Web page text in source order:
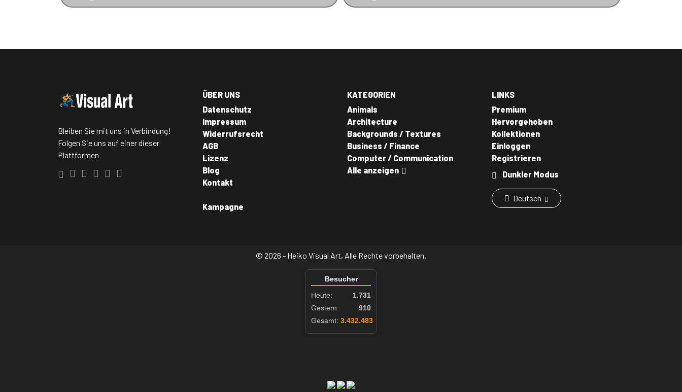
Bleiben Sie mit uns in Verbindung!
Folgen Sie uns auf einer dieser
Plattformen
ÜBER UNS
Datenschutz
Impressum
Widerrufsrecht
AGB
Lizenz
Blog
Kontakt
Kampagne
KATEGORIEN
Animals
Architecture
Backgrounds / Textures
Business / Finance
Computer / Communication
Alle anzeigen
LINKS
Premium
Hervorgehoben
Kollektionen
Einloggen
Registrieren
Dunkler Modus
Deutsch
© 2026 - Heiko Visual Art, Alle Rechte vorbehalten.
Besucher
Heute:
1.731
Gestern:
910
Gesamt: 3.432.483